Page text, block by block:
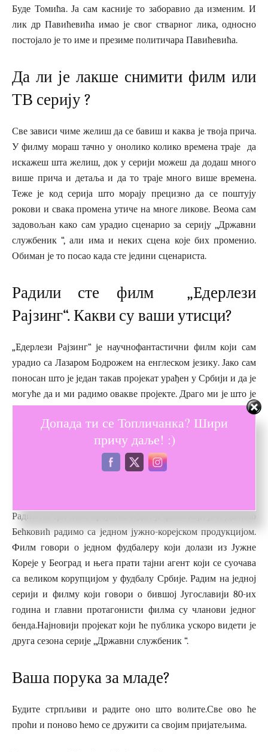
Будe Томићa. Ја сам касније то заборавио да изменим. И
лик др Павићевића имао је свог стварног лика, односно
постојало је то име и презиме политичара Павићевића.
Да ли је лакше снимити филм или
ТВ серију ?
Све зависи чиме желиш да се бавиш и каква је твоја прича.
У филму мораш тачно у онолико колико времена траје да
искажеш шта желиш, док у серији можеш да додаш много
више прича и детаља и да то траје много више времена.
Теже је код серија што морају прецизно да се поштују
рокови и свака промена утиче на многе ликове. Веома сам
задовољан како сам урадио сценарио за серију ,,Државни
службеник “, али има и неких сцена које бих променио.
Обиман је то посао када сте једини сценариста.
Радили сте филм „Eдерлези
Рајзинг“. Какви су ваши утисци?
„Eдерлези Рајзинг“ је научнофантастични филм који сам
урадио са Лазаром Бодрожем на енглеском језику. Јако сам
поносан што је један такав пројекат урађен у Србији и да је
могуће да и ми радимо овакве пројекте. Драго ми је што је
филм добро прихваћен у свету, то сведочи да стално
добијам мејлове од људи широм света.
Да ли радите на неком новом
Радим на три нова пројекта. Један је филм који ја и Данило
Бећковић радимо са једном јужно-корејском продукцијом.
Филм говори о једном фудбалеру који долази из Јужне
Кореје у Београд и њега прати тајни агент који се суочава
са великом корупцијом у фудбалу Србије. Радим на једној
серији и филму који говори о бившој Југославији 80-их
година и главни протагонисти филма су чланови једног
бенда.Најновији пројекат који ће публика ускоро видети је
друга сезона серије ,,Државни службеник “.
Ваша порука за младе?
Будите стрпљиви и радите оно што волите.Све ово ће
проћи и поново ћемо се дружити са својим пријатељима.
Допада ти се Топличанка? Шири
причу даље! :)